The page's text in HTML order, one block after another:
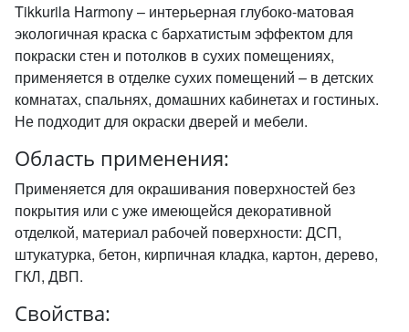
Tikkurila Harmony – интерьерная глубоко-матовая
экологичная краска с бархатистым эффектом для
покраски стен и потолков в сухих помещениях,
применяется в отделке сухих помещений – в детских
комнатах, спальнях, домашних кабинетах и гостиных.
Не подходит для окраски дверей и мебели.
Область применения:
Применяется для окрашивания поверхностей без
покрытия или с уже имеющейся декоративной
отделкой, материал рабочей поверхности: ДСП,
штукатурка, бетон, кирпичная кладка, картон, дерево,
ГКЛ, ДВП.
Свойства: